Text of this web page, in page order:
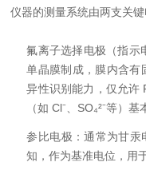
仪器的测量系统由两支关键
氟离子选择电极（指示
单晶膜制成，膜内含有
异性识别能力，仅允许
（如 Cl⁻、SO₄²⁻等）基
参比电极：通常为甘汞
知，作为基准电位，用